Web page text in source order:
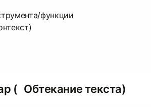
функции
( Обтекание текста)